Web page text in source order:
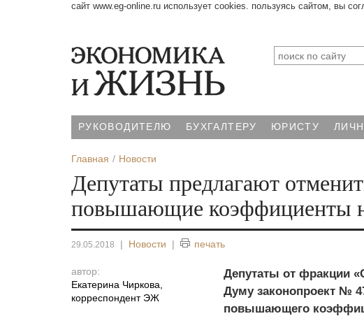
сайт www.eg-online.ru использует cookies. пользуясь сайтом, вы
РУКОВОДИТЕЛЮ БУХГАЛТЕРУ ЮРИСТУ
Главная Новости
Депутаты предлагают
повышающие
29.05.2018 | Новости | печать
автор:
Екатерина Чиркова
корреспондент ЭЖ
Депутаты от фракции
Думу законопроект №
повышающего